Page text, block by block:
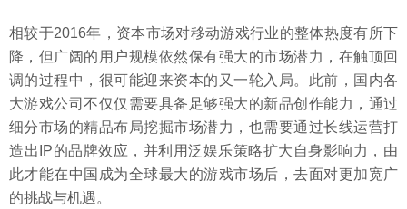
相较于2016年，资本市场对移动游戏行业的整体热度有所下
降，但广阔的用户规模依然保有强大的市场潜力，在触顶回
调的过程中，很可能迎来资本的又一轮入局。此前，国内各
大游戏公司不仅仅需要具备足够强大的新品创作能力，通过
细分市场的精品布局挖掘市场潜力，也需要通过长线运营打
造出IP的品牌效应，并利用泛娱乐策略扩大自身影响力，由
此才能在中国成为全球最大的游戏市场后，去面对更加宽广
的挑战与机遇。